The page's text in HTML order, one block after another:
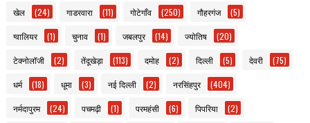
खेल (24) गाडरवारा (11) गोटेगाँव (250) गौहरगंज (5)
ग्वालियर (1) चुनाव (1) जबलपुर (14) ज्योतिष (20)
टेक्नोलॉजी (2) तेंदूखेड़ा (113) दमोह (2) दिल्ली (5) देवरी (75)
धर्म (18) धूमा (3) नई दिल्ली (2) नरसिंहपुर (404)
नर्मदापुरम (24) पचमढ़ी (1) परमहंसी (6) पिपरिया (2)